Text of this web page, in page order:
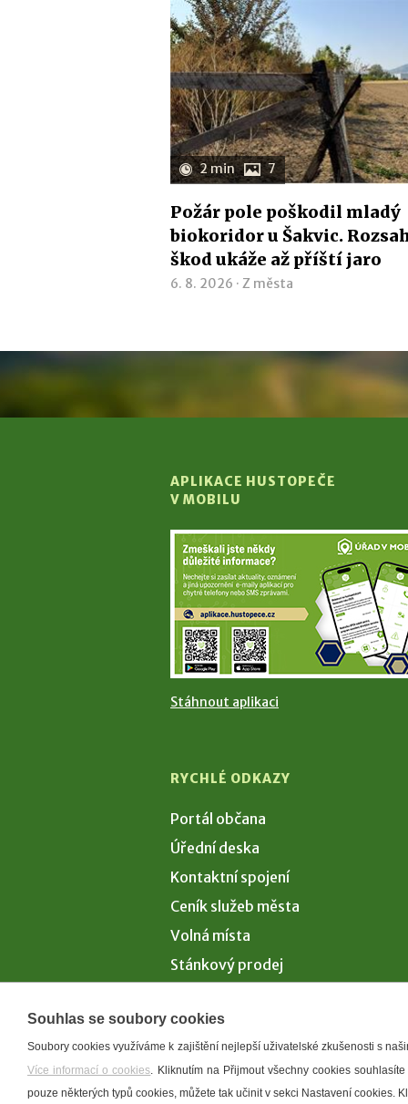
2 min 7
Požár pole poškodil mladý
biokoridor u Šakvic.
škod ukáže až příští jaro
6. 8. 2026 · Z města
APLIKACE HUSTOPEČE
V MOBILU
Stáhnout aplikaci
RYCHLÉ ODKAZY
Portál občana
Úřední deska
Kontaktní spojení
Ceník služeb města
Volná místa
Stánkový prodej
Souhlas se soubory cookies
Soubory cookies využíváme k zajištění nejlepší uživatelské zkušenosti s
Více informací o cookies. Kliknutím na Přijmout všechny cookies
pouze některých typů cookies, můžete tak učinit v sekci Nastavení cookies.